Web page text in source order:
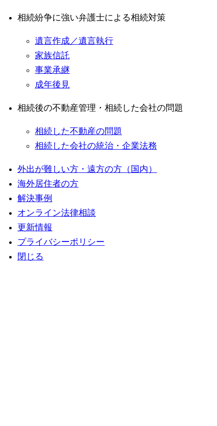
相続紛争に強い弁護士による相続対策
遺言作成／遺言執行
家族信託
事業承継
成年後見
相続後の不動産管理・相続した会社の問題
相続した不動産の問題
相続した会社の統治・企業法務
外出が難しい方・遠方の方（国内）
海外居住者の方
解決事例
オンライン法律相談
更新情報
プライバシーポリシー
閉じる